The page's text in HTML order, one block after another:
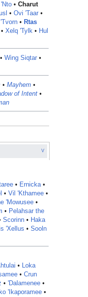
'Nto • Charut
• Ovi 'Taar•
• Rtas
Xelq 'Tylk• Hul
Wing Siqtar•
• Mayhem •
of Intent•
V
• Ernicka•
• Vil 'Kthamee•
'Mowusee•
• Pelahsar the
Scorinn• Haka
'Xellus • Sooln
• Loka
• Crun
• 'Dalamenee •
'Ikaporamee•